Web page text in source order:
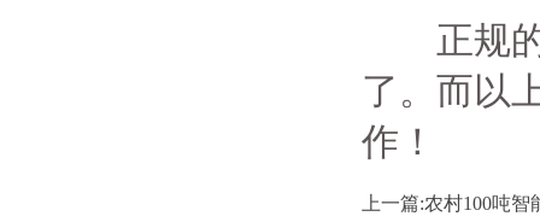
正规的
了。而以
作！
上一篇:农村100吨